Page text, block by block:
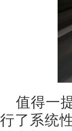
值得一
行了系统